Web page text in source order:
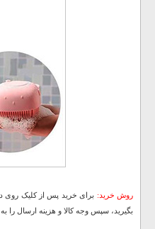
روش خرید: برای خرید پس از کلیک روی
بگیرید، سپس وجه کالا و هزینه ارسال را